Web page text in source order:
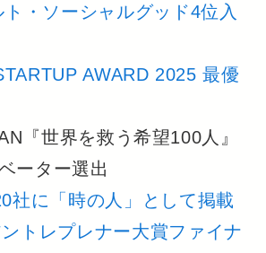
・ソーシャルグッド4位入
AWARD 2025 最優
『世界を救う希望100人』
ーター選出
社に「時の人」として掲載
トレプレナー大賞ファイナ